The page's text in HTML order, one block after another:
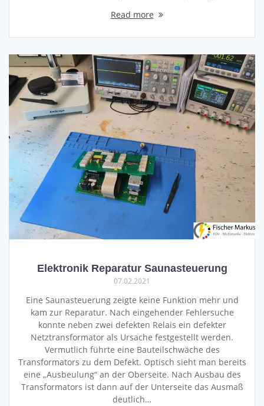
Read more
Elektronik Reparatur Saunasteuerung
07.02.2021
Eine Saunasteuerung zeigte keine Funktion mehr und
kam zur Reparatur. Nach eingehender Fehlersuche
konnte neben zwei defekten Relais ein defekter
Netztransformator als Ursache festgestellt werden.
Vermutlich führte eine Bauteilschwäche des
Transformators zu dem Defekt. Optisch sieht man bereits
eine „Ausbeulung“ an der Oberseite. Nach Ausbau des
Transformators ist dann auf der Unterseite das Ausmaß
deutlich…